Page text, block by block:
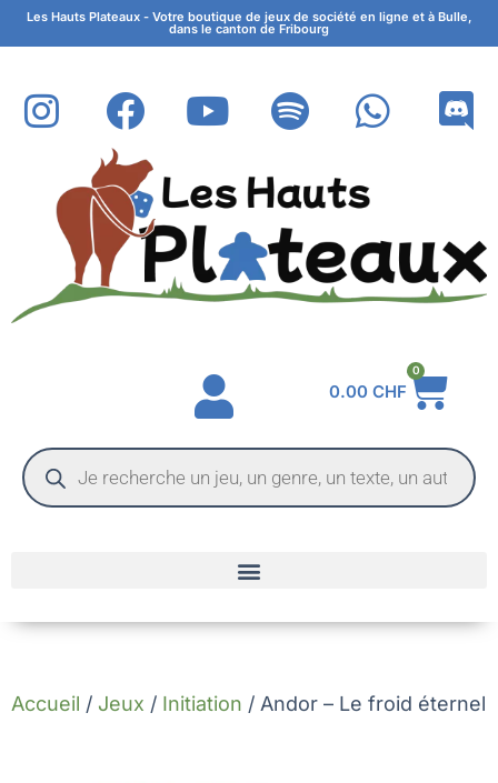
Les Hauts Plateaux - Votre boutique de jeux de société en ligne et à Bulle,
dans le canton de Fribourg
0.00 CHF
0
Accueil / Jeux / Initiation / Andor – Le froid éternel